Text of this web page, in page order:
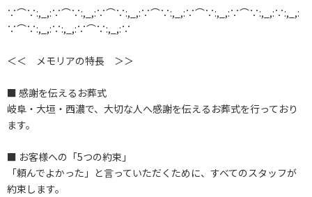
∵⌒∵:,_,:∵⌒∵:,_,:∵⌒∵:,_,:∵⌒∵:,_,:∵⌒∵:,_,:∵⌒∵:,_,:∵:,_,:
∵⌒∵:,_,:∵:,_,:∵⌒∵:,_,:∵
＜＜ メモリアの特長 ＞＞
■ 感謝を伝えるお葬式
岐阜・大垣・西濃で、大切な人へ感謝を伝えるお葬式を行っており
ます。
■ お客様への「5つの約束」
「頼んでよかった」と言っていただくために、すべてのスタッフが
約束します。